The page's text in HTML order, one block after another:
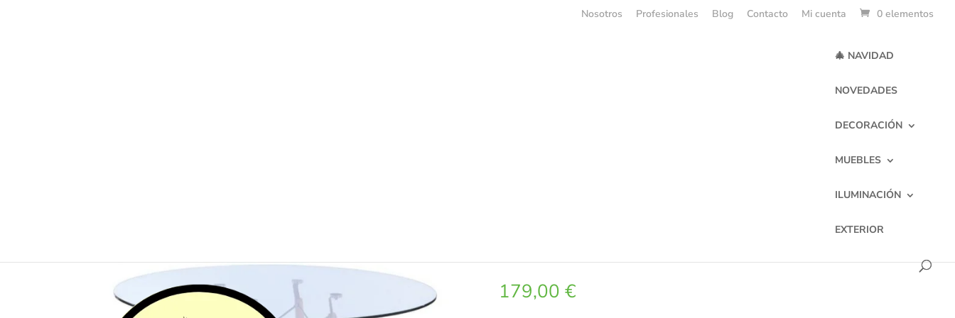
Nosotros Profesionales Blog Contacto Mi cuenta 0 elementos
🎄 NAVIDAD
NOVEDADES
DECORACIÓN
MUEBLES
ILUMINACIÓN
EXTERIOR
179,00 €